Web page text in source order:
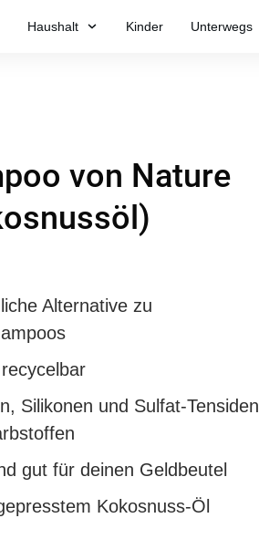
Haushalt Kinder Unterwegs
von Nature
Alternative zu
Silikonen und Sulfat-Tensiden
gut für deinen Geldbeutel
Kokosnuss-Öl